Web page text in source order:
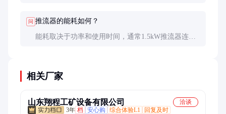
问 推流器的能耗如何？
能耗取决于功率和使用时间，通常1.5kW推流器连续
相关厂家
山东翔程工矿设备有限公司
洽谈
3年 档 安心购 综合体验L1
回复及时